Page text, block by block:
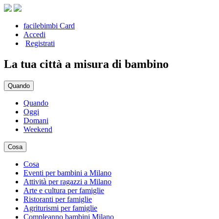
facilebimbi Card
Accedi
Registrati
La tua città a misura di bambino
Quando
Quando
Oggi
Domani
Weekend
Cosa
Cosa
Eventi per bambini a Milano
Attività per ragazzi a Milano
Arte e cultura per famiglie
Ristoranti per famiglie
Agriturismi per famiglie
Compleanno bambini Milano